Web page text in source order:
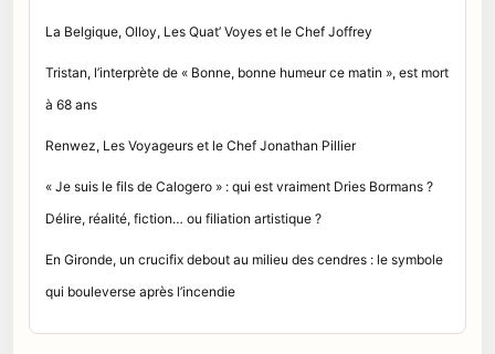
La Belgique, Olloy, Les Quat’ Voyes et le Chef Joffrey
Tristan, l’interprète de « Bonne, bonne humeur ce matin », est mort
à 68 ans
Renwez, Les Voyageurs et le Chef Jonathan Pillier
« Je suis le fils de Calogero » : qui est vraiment Dries Bormans ?
Délire, réalité, fiction… ou filiation artistique ?
En Gironde, un crucifix debout au milieu des cendres : le symbole
qui bouleverse après l’incendie